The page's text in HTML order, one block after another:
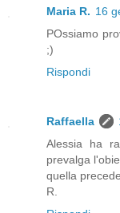
Maria R. 16
POssiamo
;)
Rispondi
Raffaella
Alessia ha
prevalga
quella
R.